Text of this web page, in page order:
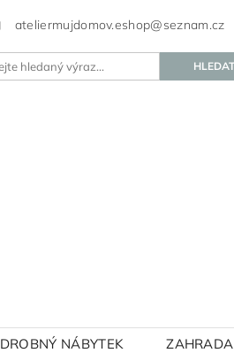
ateliermujdomov.eshop@seznam.cz
DROBNÝ NÁBYTEK ZAHRADA